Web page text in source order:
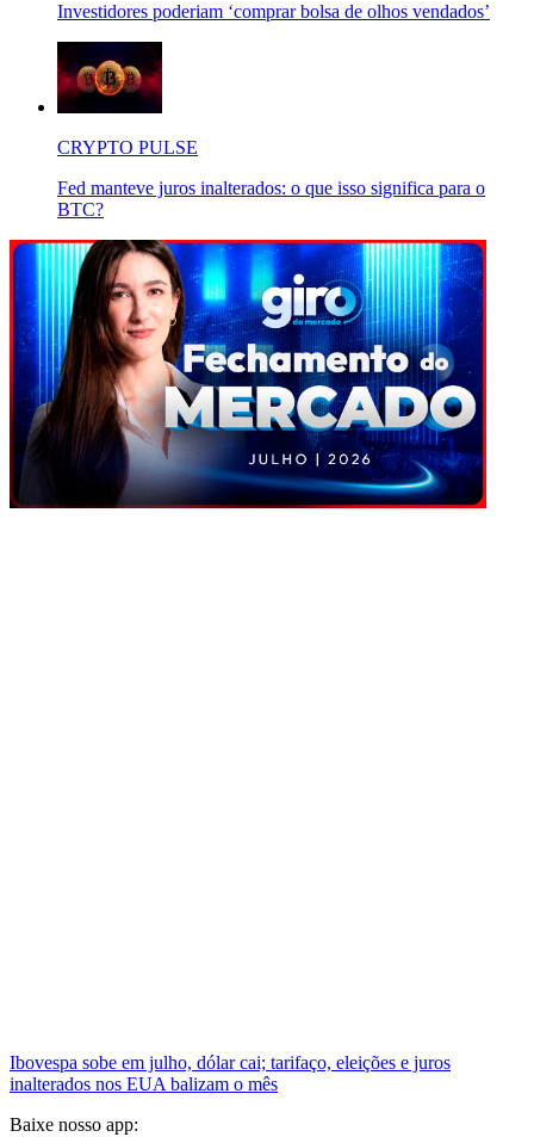
Investidores poderiam ‘comprar bolsa de olhos vendados’
CRYPTO PULSE
Fed manteve juros inalterados: o que isso significa para o
BTC?
Ibovespa sobe em julho, dólar cai; tarifaço, eleições e juros
inalterados nos EUA balizam o mês
Baixe nosso app: